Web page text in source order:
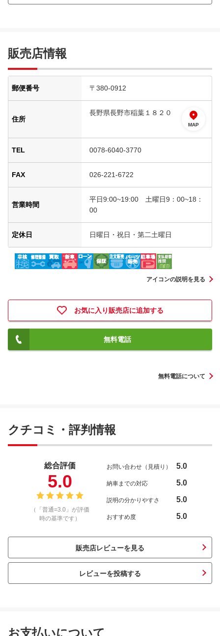
販売店情報
郵便番号 〒380-0912
住所
長野県長野市稲葉１８２０
MAP
TEL 0078-6040-3770
FAX 026-221-6722
営業時間
平日9:00~19:00 土曜日9：00~18：
00
定休日 日曜日・祝日・第二土曜日
アイコンの説明を見る
お気に入り販売店に追加する
無料電話
無料電話について
クチコミ・評判情報
総合評価
5.0
（「普通=3.0」が評価
時の基準です）
お問い合わせ（見積り） 5.0
納車までの対応 5.0
説明の分かりやすさ 5.0
おすすめ度 5.0
販売店レビューを見る
レビューを投稿する
お支払いについて